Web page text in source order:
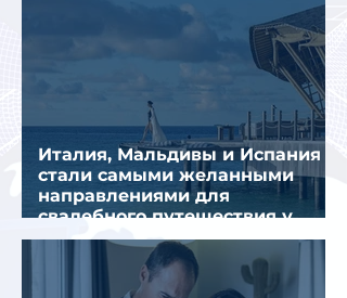
Италия, Мальдивы и Испания
стали самыми желанными
направлениями для
свадебного путешествия у
россиян